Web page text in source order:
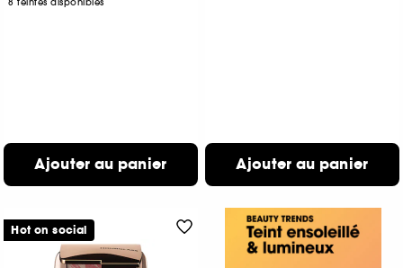
Ajouter au panier Ajouter au panier
Hot on social